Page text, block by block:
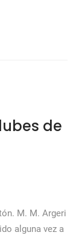
de
M. M. Argeri
alguna vez a